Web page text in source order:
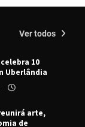
Ver todos
dia 17 de
10
Uberlândia
arte,
de